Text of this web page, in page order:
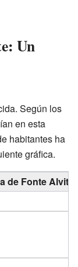
Un
Según los
en esta
habitantes ha
gráfica.
Fonte Alvite